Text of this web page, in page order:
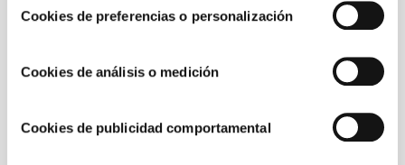
Cookies de preferencias o personalización
Cookies de análisis o medición
Cookies de publicidad comportamental
RECETAS CON ALIOLI